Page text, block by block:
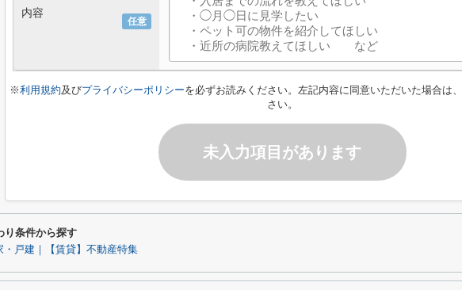
任意
内容
※利用規約及びプライバシーポリシーを必ずお読みください。左記内容に同意いただいた場合は
さい。
未入力項目があります
り条件から探す
・戸建｜【賃貸】不動産特集